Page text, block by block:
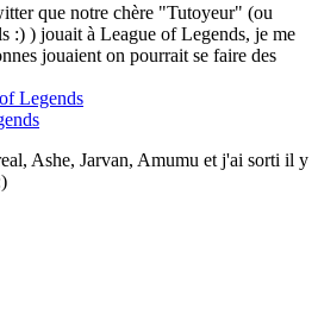
que notre chère "Tutoyeur" (ou
:) ) jouait à League of Legends, je me
jouaient on pourrait se faire des
Legends
Ashe, Jarvan, Amumu et j'ai sorti il y